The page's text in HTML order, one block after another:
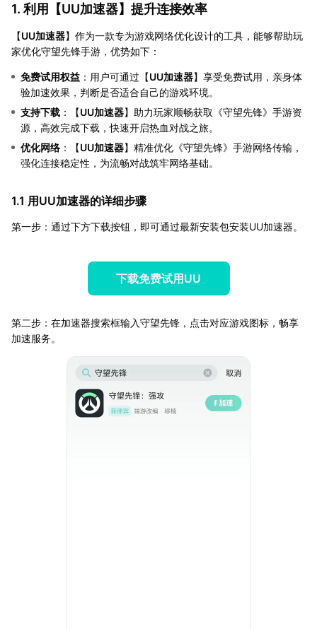
1. 利用【UU加速器】提升连接效率
【UU加速器】作为一款专为游戏网络优化设计的工具，能够帮助玩
家优化守望先锋手游，优势如下：
免费试用权益 ：用户可通过【UU加速器】享受免费试用，亲身体
验加速效果，判断是否适合自己的游戏环境。
支持下载 ：【UU加速器】助力玩家顺畅获取《守望先锋》手游资
源，高效完成下载，快速开启热血对战之旅。
优化网络 ：【UU加速器】精准优化《守望先锋》手游网络传输，
强化连接稳定性，为流畅对战筑牢网络基础。
1.1 用UU加速器的详细步骤
第一步：通过下方下载按钮，即可通过最新安装包安装UU加速器。
下载免费试用UU
第二步：在加速器搜索框输入守望先锋，点击对应游戏图标，畅享
加速服务。